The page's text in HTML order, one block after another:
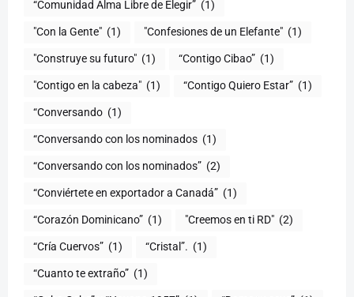
“Comunidad Alma Libre de Elegir” (1)
"Con la Gente" (1) "Confesiones de un Elefante" (1)
"Construye su futuro" (1) “Contigo Cibao” (1)
"Contigo en la cabeza" (1) “Contigo Quiero Estar” (1)
“Conversando (1)
“Conversando con los nominados (1)
“Conversando con los nominados” (2)
“Conviértete en exportador a Canadá” (1)
“Corazón Dominicano” (1) "Creemos en ti RD" (2)
“Cría Cuervos” (1) “Cristal”. (1)
“Cuanto te extraño” (1)